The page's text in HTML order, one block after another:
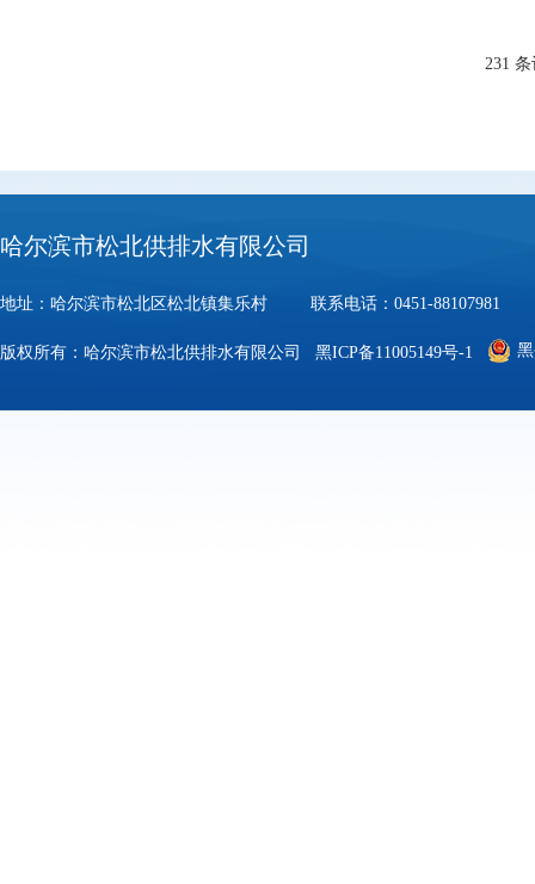
231
哈尔滨市松北供排水有限公司
地址：哈尔滨市松北区松北镇集乐村 联系电话：0451-88107981
版权所有：哈尔滨市松北供排水有限公司 黑ICP备11005149号-1